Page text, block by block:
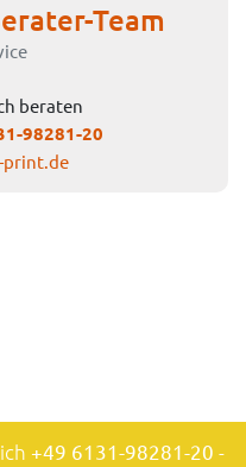
Team
beraten
98281-20
print.de
+49 6131-98281-20 -